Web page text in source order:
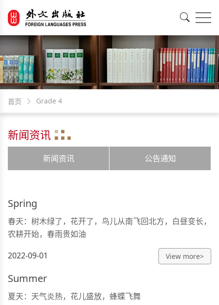
首页 Grade 4
新闻资讯
新闻资讯 公告通知
Spring
春天：树木绿了，花开了，鸟儿从南飞回北方，白昼变长，
农耕开始，春雨贵如油
2022-09-01 View more>
Summer
夏天：天气炎热，花儿盛放，蜂蝶飞舞